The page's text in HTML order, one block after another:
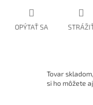
OPÝTAŤ SA
Tovar
si ho môžete